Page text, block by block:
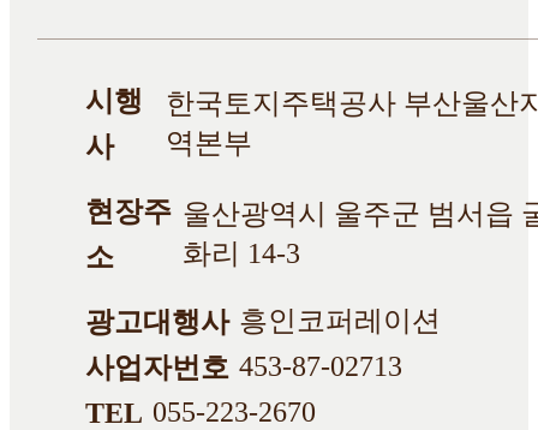
시행
사
한국토지주택공사 부산울산
역본부
현장주
소
울산광역시 울주군 범서읍
화리 14-3
광고대행사 흥인코퍼레이션
사업자번호 453-87-02713
TEL 055-223-2670